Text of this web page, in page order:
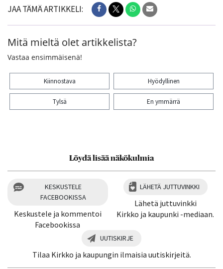
JAA TÄMÄ ARTIKKELI:
Mitä mieltä olet artikkelista?
Vastaa ensimmäisenä!
Kiinnostava Hyödyllinen
Tylsä En ymmärrä
Löydä lisää näkökulmia
KESKUSTELE
FACEBOOKISSA
Keskustele ja kommentoi
Facebookissa
LÄHETÄ JUTTUVINKKI
Lähetä juttuvinkki
Kirkko ja kaupunki -mediaan.
UUTISKIRJE
Tilaa Kirkko ja kaupungin ilmaisia uutiskirjeitä.